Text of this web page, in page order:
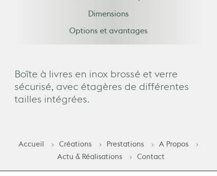
Dimensions
Options et avantages
Boîte à livres en inox brossé et verre
sécurisé, avec étagères de différentes
tailles intégrées.
Accueil Créations Prestations
A Propos
Actu & Réalisations
Contact